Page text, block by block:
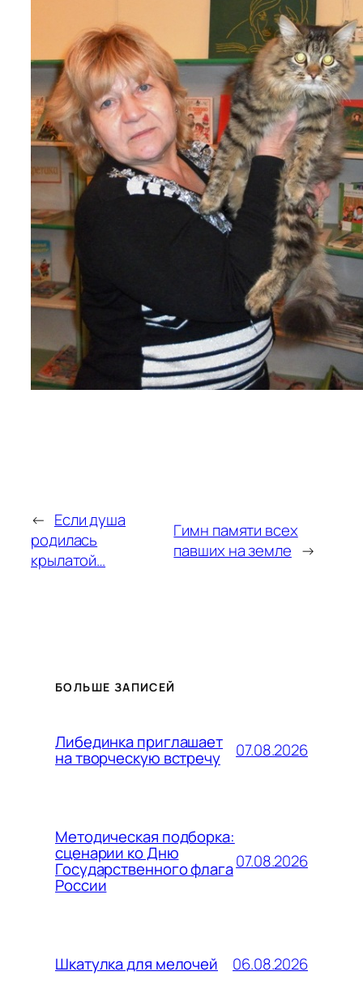
← Если душа
родилась
крылатой…
Гимн памяти всех
павших на земле →
БОЛЬШЕ ЗАПИСЕЙ
Либединка приглашает
на творческую встречу 07.08.2026
Методическая подборка:
сценарии ко Дню
Государственного флага
России
07.08.2026
Шкатулка для мелочей 06.08.2026